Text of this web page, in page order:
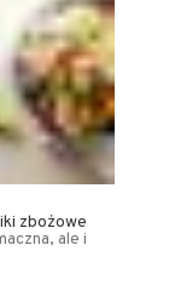
zbożowe
ale i